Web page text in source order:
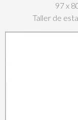
97 x
Taller de